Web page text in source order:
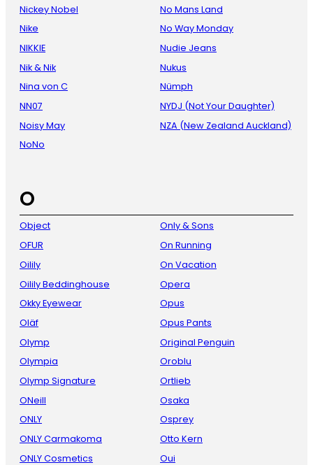
Nickey Nobel
Nike
NIKKIE
Nik & Nik
Nina von C
NN07
Noisy May
NoNo
No Mans Land
No Way Monday
Nudie Jeans
Nukus
Nümph
NYDJ (Not Your Daughter)
NZA (New Zealand Auckland)
O
Object
OFUR
Oilily
Oilily Beddinghouse
Okky Eyewear
Oläf
Olymp
Olympia
Olymp Signature
ONeill
ONLY
ONLY Carmakoma
ONLY Cosmetics
Only & Sons
On Running
On Vacation
Opera
Opus
Opus Pants
Original Penguin
Oroblu
Ortlieb
Osaka
Osprey
Otto Kern
Oui